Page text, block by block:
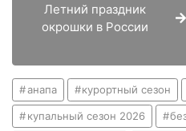
Летний праздник
окрошки в России
анапа курортный сезон
купальный сезон 2026